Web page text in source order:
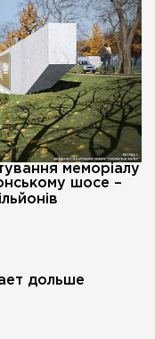
меморіалу
шосе –
дольше